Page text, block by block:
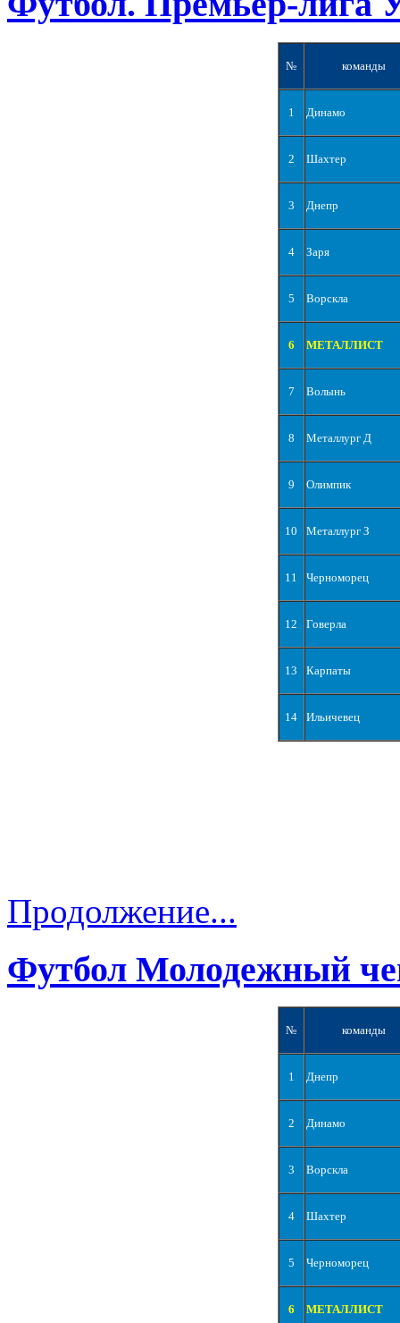
№ команды
1 Динамо
2 Шахтер
3 Днепр
4 Заря
5 Ворскла
6 МЕТАЛЛИСТ
7 Волынь
8 Металлург Д
9 Олимпик
10 Металлург З
11 Черноморец
12 Говерла
13 Карпаты
14 Ильичевец
Продолжение...
Футбол Молодежный
№ команды
1 Днепр
2 Динамо
3 Ворскла
4 Шахтер
5 Черноморец
6 МЕТАЛЛИСТ